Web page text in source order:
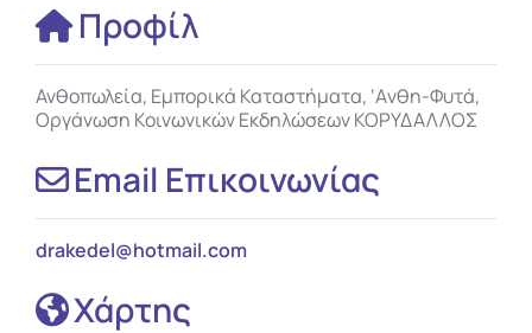
Προφίλ
Ανθοπωλεία, Εμπορικά Καταστήματα, ‘Aνθη-Φυτά,
Οργάνωση Κοινωνικών Εκδηλώσεων ΚΟΡΥΔΑΛΛΟΣ
Email Επικοινωνίας
drakedel@hotmail.com
Χάρτης